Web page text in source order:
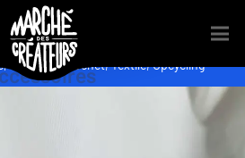
, Couture,Crochet,Textile,Upcycling